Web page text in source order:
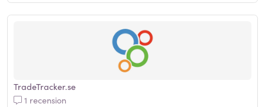
TradeTracker.se
1 recension